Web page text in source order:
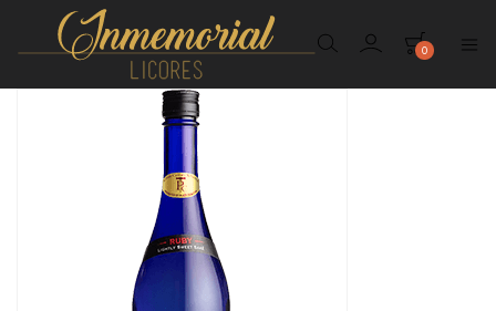
Inmemorial
0